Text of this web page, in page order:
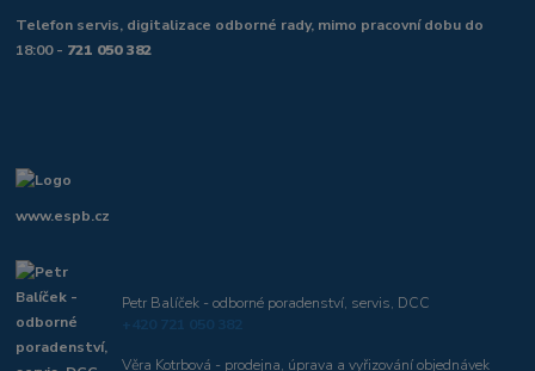
Telefon servis, digitalizace odborné rady, mimo pracovní dobu do
18:00 - 721 050 382
www.espb.cz
Petr Balíček - odborné poradenství, servis, DCC
+420 721 050 382
Věra Kotrbová - prodejna, úprava a vyřizování objednávek